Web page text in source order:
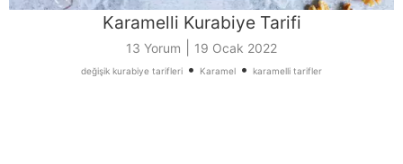
Karamelli Kurabiye Tarifi
13 Yorum 19 Ocak 2022
değişik kurabiye tarifleri • Karamel • karamelli tarifler